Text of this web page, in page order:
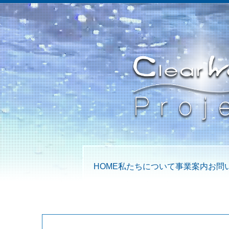
HOME私たちについて事業案内お問